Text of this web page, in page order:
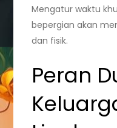
Mengatur waktu
bepergian akan
dan fisik.
Peran